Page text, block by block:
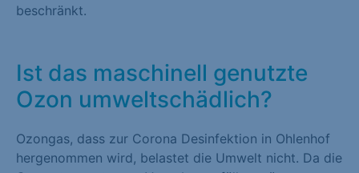
beschränkt.
Ist das maschinell genutzte
Ozon umweltschädlich?
Ozongas, dass zur Corona Desinfektion in Ohlenhof
hergenommen wird, belastet die Umwelt nicht. Da die